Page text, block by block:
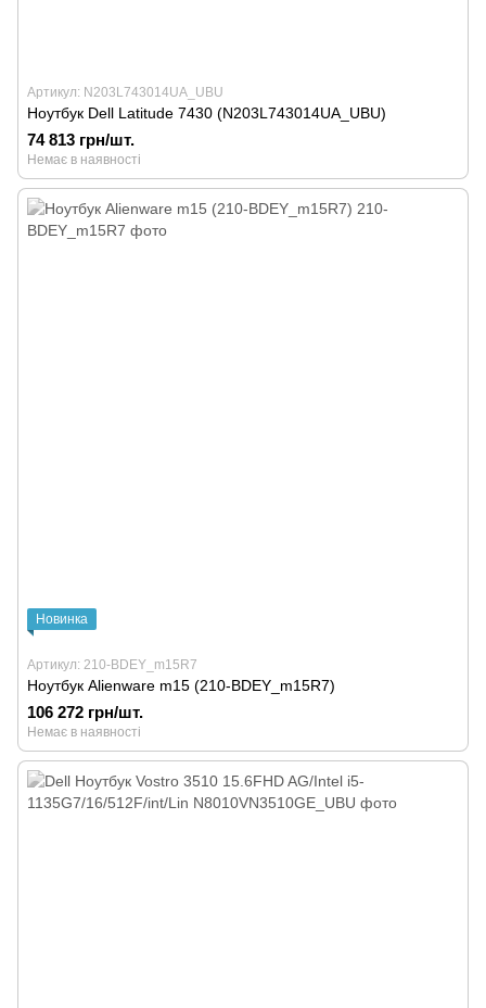
Артикул: N203L743014UA_UBU
Ноутбук Dell Latitude 7430 (N203L743014UA_UBU)
74 813 грн/шт.
Немає в наявності
Новинка
Артикул: 210-BDEY_m15R7
Ноутбук Alienware m15 (210-BDEY_m15R7)
106 272 грн/шт.
Немає в наявності